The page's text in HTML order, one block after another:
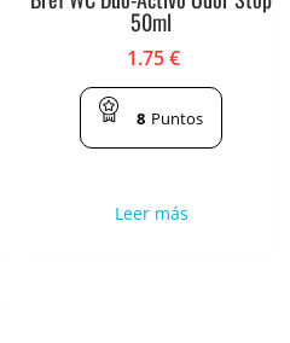
50ml
1.75€
8 Puntos
Leer más